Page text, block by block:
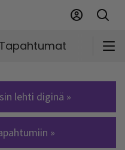
Tapahtumat
lehti diginä »
»